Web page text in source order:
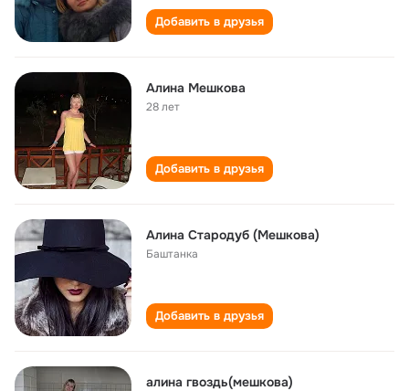
Добавить в друзья
Алина Мешкова
28 лет
Добавить в друзья
Алина Стародуб (Мешкова)
Баштанка
Добавить в друзья
алина гвоздь(мешкова)